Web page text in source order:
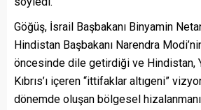
Göğüş, İsrail Başbakanı Binyamin
Hindistan Başbakanı Narendra
öncesinde dile getirdiği ve Hindistan,
Kıbrıs’ı içeren “ittifaklar altıgeni”
dönemde oluşan bölgesel